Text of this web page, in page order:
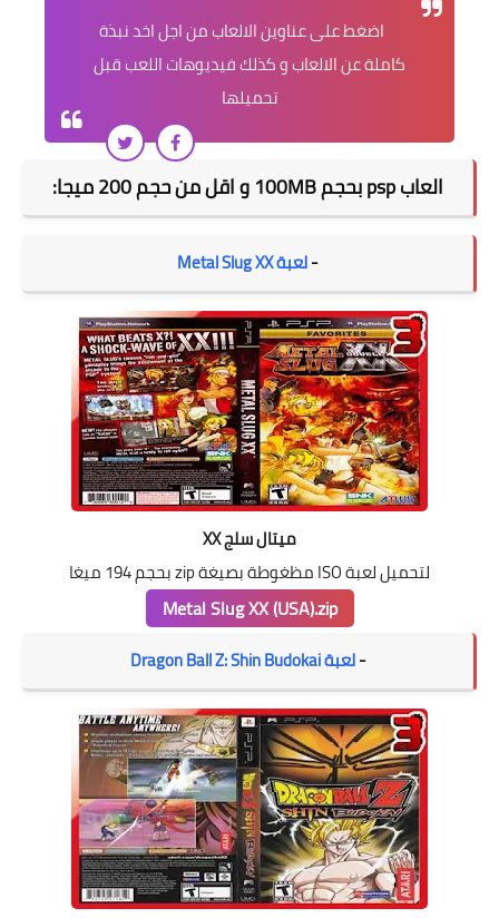
اضغط على عناوين الالعاب من اجل اخد نبذة
كاملة عن الالعاب و كذلك فيديوهات اللعب قبل
تحميلها
العاب psp بحجم 100MB و اقل من حجم 200 ميجا:
-لعبة Metal Slug XX
ميتال سلج XX
لتحميل لعبة ISO مظغوطة بصيغة zip بحجم 194 ميغا
Metal Slug XX (USA).zip
-لعبة Dragon Ball Z: Shin Budokai